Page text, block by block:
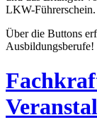
LKW-Führerschein.
Über die Buttons
Ausbildungsberufe!